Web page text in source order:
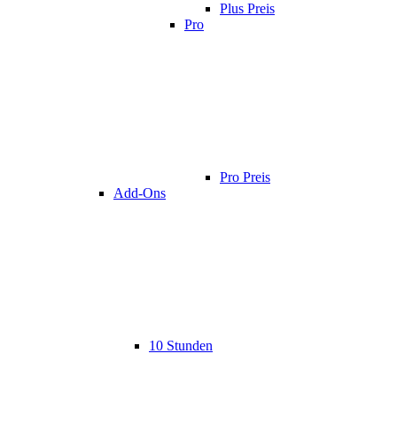
Plus Preis
Pro
Pro Preis
Add-Ons
10 Stunden